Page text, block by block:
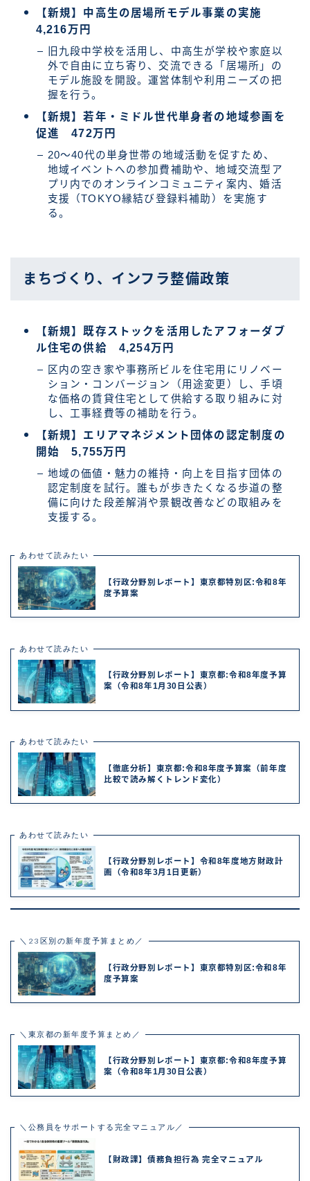
【新規】中高生の居場所モデル事業の実施
4,216万円
旧九段中学校を活用し、中高生が学校や家庭以
外で自由に立ち寄り、交流できる「居場所」の
モデル施設を開設。運営体制や利用ニーズの把
握を行う。
【新規】若年・ミドル世代単身者の地域参画を
促進 472万円
20〜40代の単身世帯の地域活動を促すため、
地域イベントへの参加費補助や、地域交流型ア
プリ内でのオンラインコミュニティ案内、婚活
支援（TOKYO縁結び登録料補助）を実施す
る。
まちづくり、インフラ整備政策
【新規】既存ストックを活用したアフォーダブ
ル住宅の供給 4,254万円
区内の空き家や事務所ビルを住宅用にリノベー
ション・コンバージョン（用途変更）し、手頃
な価格の賃貸住宅として供給する取り組みに対
し、工事経費等の補助を行う。
【新規】エリアマネジメント団体の認定制度の
開始 5,755万円
地域の価値・魅力の維持・向上を目指す団体の
認定制度を試行。誰もが歩きたくなる歩道の整
備に向けた段差解消や景観改善などの取組みを
支援する。
あわせて読みたい
【行政分野別レポート】東京都特別区:令和8年
度予算案
あわせて読みたい
【行政分野別レポート】東京都:令和8年度予算
案（令和8年1月30日公表）
あわせて読みたい
【徹底分析】東京都:令和8年度予算案（前年度
比較で読み解くトレンド変化）
あわせて読みたい
【行政分野別レポート】令和8年度地方財政計
画（令和8年3月1日更新）
＼23区別の新年度予算まとめ／
【行政分野別レポート】東京都特別区:令和8年
度予算案
＼東京都の新年度予算まとめ／
【行政分野別レポート】東京都:令和8年度予算
案（令和8年1月30日公表）
＼公務員をサポートする完全マニュアル／
【財政課】債務負担行為 完全マニュアル